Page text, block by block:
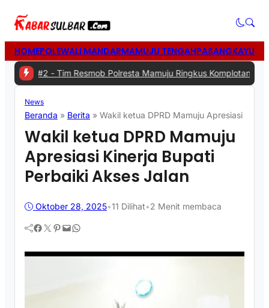
HOMEPOLEWALI MANDARMAMUJU TENGAHPASANGKAYU
Tim Resmob Polresta Mamuju Ringkus Komplotan Spesialis
News
Beranda » Berita » Wakil ketua DPRD Mamuju Apresiasi
Wakil ketua DPRD Mamuju
Apresiasi Kinerja Bupati
Perbaiki Akses Jalan
Oktober 28, 2025•11 Dilihat•2 Menit membaca
Facebook Twitter Pinterest Mail WhatsApp